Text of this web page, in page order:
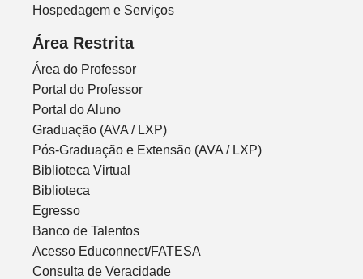
Hospedagem e Serviços
Área Restrita
Área do Professor
Portal do Professor
Portal do Aluno
Graduação (AVA / LXP)
Pós-Graduação e Extensão (AVA / LXP)
Biblioteca Virtual
Biblioteca
Egresso
Banco de Talentos
Acesso Educonnect/FATESA
Consulta de Veracidade